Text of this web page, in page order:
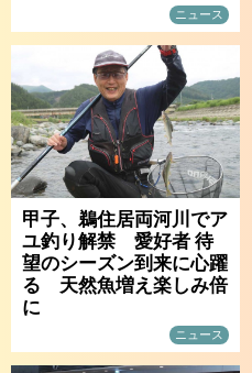
ニュース
甲子、鵜住居両河川でア
ユ釣り解禁 愛好者 待
望のシーズン到来に心躍
る 天然魚増え楽しみ倍
に
ニュース